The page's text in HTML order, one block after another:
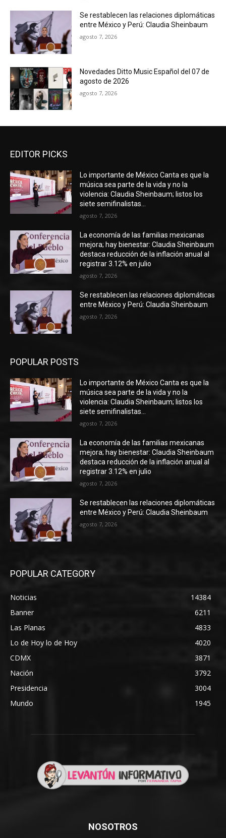
Se restablecen las relaciones diplomáticas
entre México y Perú: Claudia Sheinbaum
agosto 7, 2026
Novedades Ditto Music Español del 07 de
agosto de 2026
agosto 7, 2026
EDITOR PICKS
Lo importante de México Canta es que la
música sea parte de la vida y no la
violencia: Claudia Sheinbaum; listos los
siete semifinalistas...
agosto 7, 2026
La economía de las familias mexicanas
mejora; hay bienestar: Claudia Sheinbaum
destaca reducción de la inflación anual al
registrar 3.12% en julio
agosto 7, 2026
Se restablecen las relaciones diplomáticas
entre México y Perú: Claudia Sheinbaum
agosto 7, 2026
POPULAR POSTS
Lo importante de México Canta es que la
música sea parte de la vida y no la
violencia: Claudia Sheinbaum; listos los
siete semifinalistas...
agosto 7, 2026
La economía de las familias mexicanas
mejora; hay bienestar: Claudia Sheinbaum
destaca reducción de la inflación anual al
registrar 3.12% en julio
agosto 7, 2026
Se restablecen las relaciones diplomáticas
entre México y Perú: Claudia Sheinbaum
agosto 7, 2026
POPULAR CATEGORY
Noticias
14384
Banner
6211
Las Planas
4833
Lo de Hoy lo de Hoy
4020
CDMX
3871
Nación
3792
Presidencia
3004
Mundo
1945
NOSOTROS